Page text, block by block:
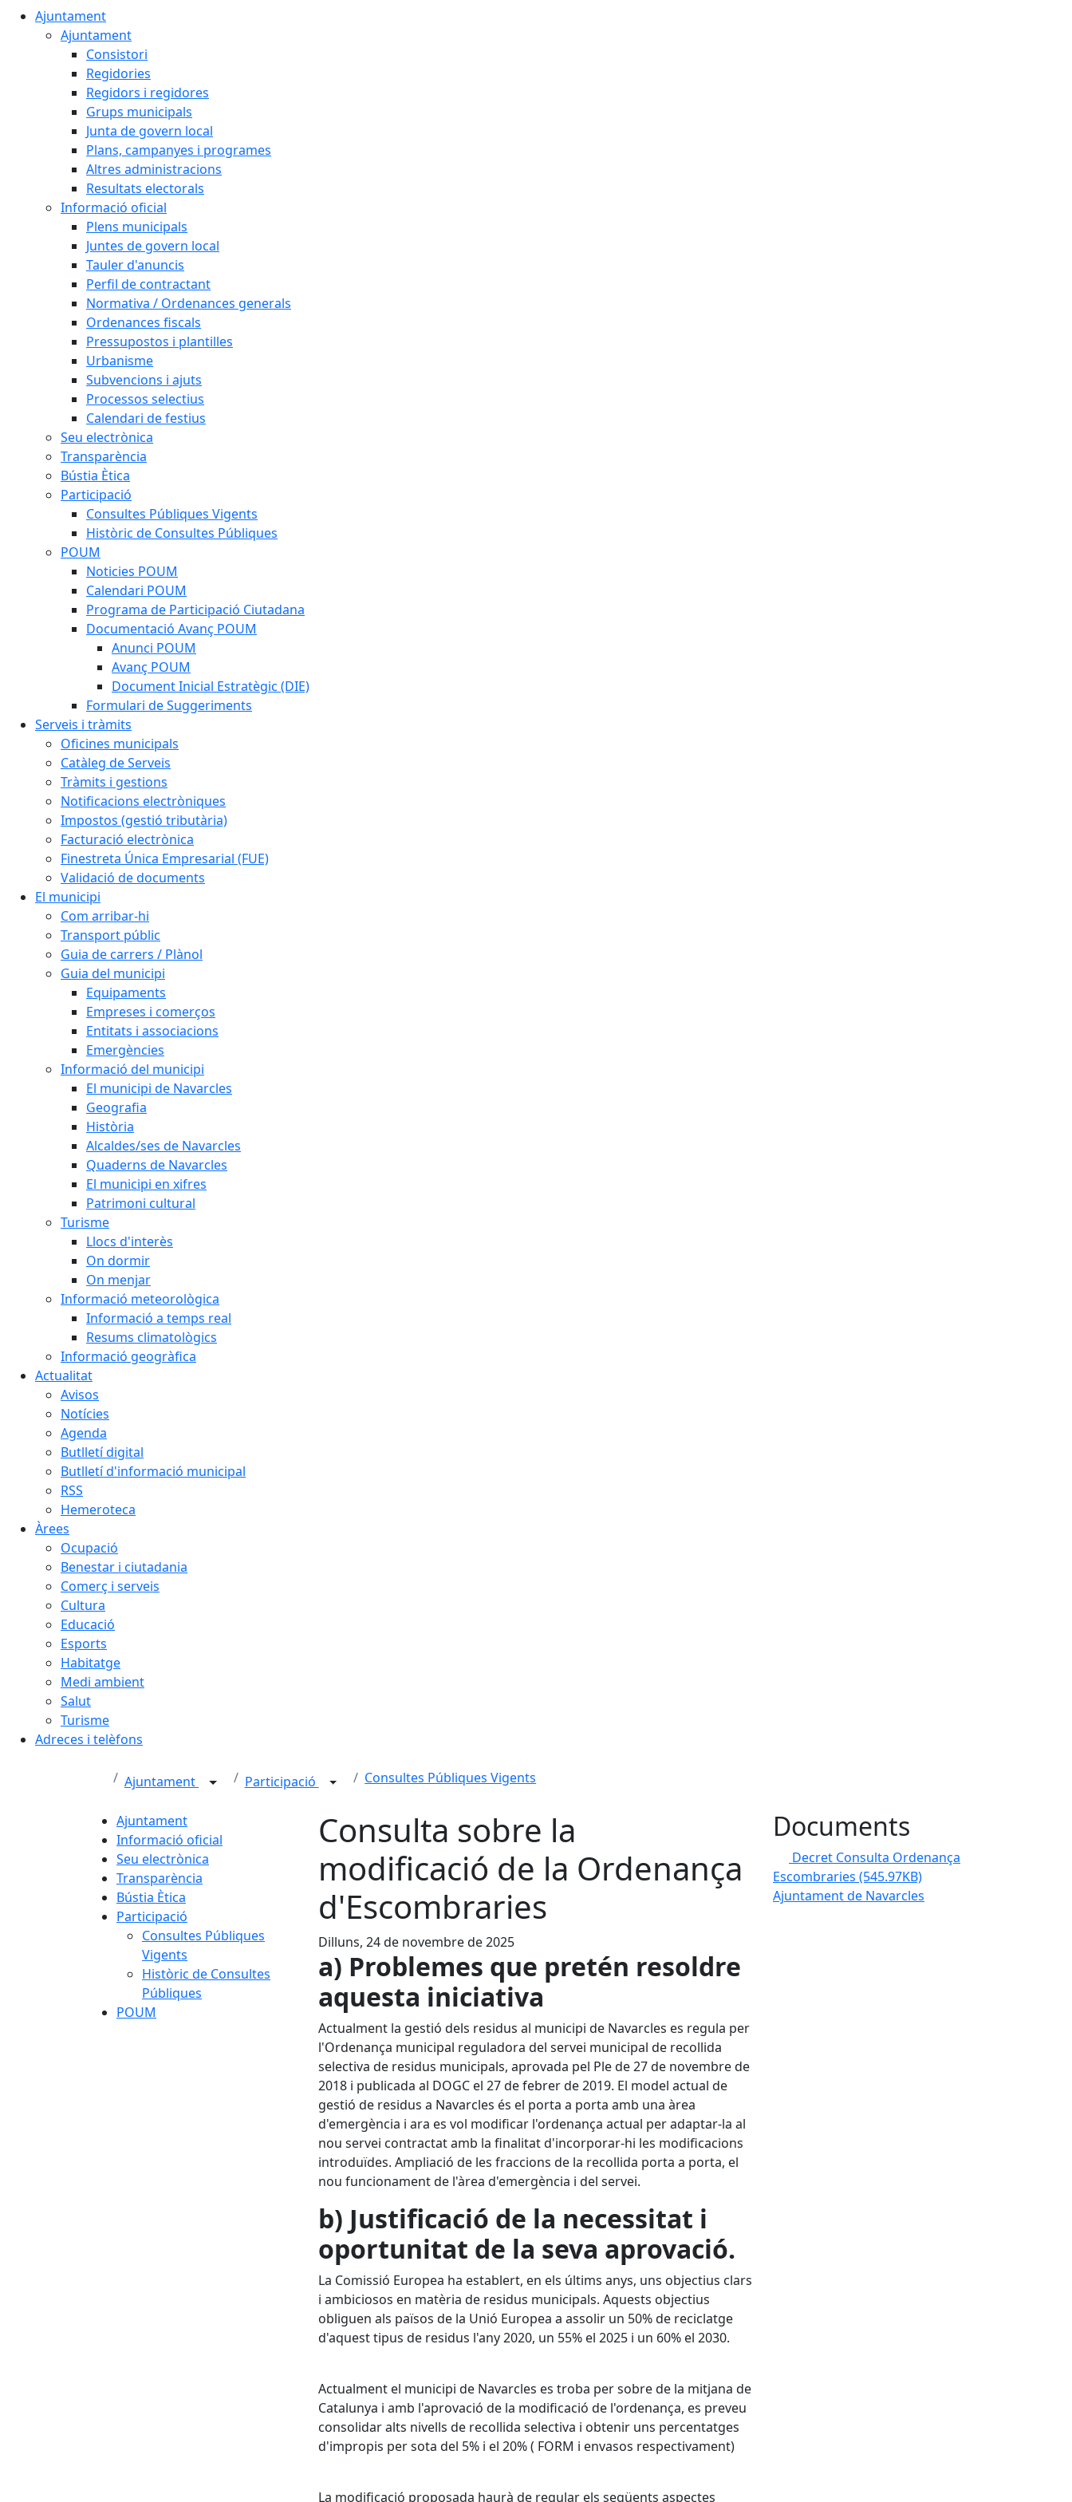
Ajuntament
Ajuntament
Consistori
Regidories
Regidors i regidores
Grups municipals
Junta de govern local
Plans, campanyes i programes
Altres administracions
Resultats electorals
Informació oficial
Plens municipals
Juntes de govern local
Tauler d'anuncis
Perfil de contractant
Normativa / Ordenances generals
Ordenances fiscals
Pressupostos i plantilles
Urbanisme
Subvencions i ajuts
Processos selectius
Calendari de festius
Seu electrònica
Transparència
Bústia Ètica
Participació
Consultes Públiques Vigents
Històric de Consultes Públiques
POUM
Noticies POUM
Calendari POUM
Programa de Participació Ciutadana
Documentació Avanç POUM
Anunci POUM
Avanç POUM
Document Inicial Estratègic (DIE)
Formulari de Suggeriments
Serveis i tràmits
Oficines municipals
Catàleg de Serveis
Tràmits i gestions
Notificacions electròniques
Impostos (gestió tributària)
Facturació electrònica
Finestreta Única Empresarial (FUE)
Validació de documents
El municipi
Com arribar-hi
Transport públic
Guia de carrers / Plànol
Guia del municipi
Equipaments
Empreses i comerços
Entitats i associacions
Emergències
Informació del municipi
El municipi de Navarcles
Geografia
Història
Alcaldes/ses de Navarcles
Quaderns de Navarcles
El municipi en xifres
Patrimoni cultural
Turisme
Llocs d'interès
On dormir
On menjar
Informació meteorològica
Informació a temps real
Resums climatològics
Informació geogràfica
Actualitat
Avisos
Notícies
Agenda
Butlletí digital
Butlletí d'informació municipal
RSS
Hemeroteca
Àrees
Ocupació
Benestar i ciutadania
Comerç i serveis
Cultura
Educació
Esports
Habitatge
Medi ambient
Salut
Turisme
Adreces i telèfons
Ajuntament Participació Consultes Públiques Vigents
Ajuntament
Informació oficial
Seu electrònica
Transparència
Bústia Ètica
Participació
Consultes Públiques
Vigents
Històric de Consultes
Públiques
POUM
Consulta sobre la
modificació de la Ordenança
d'Escombraries
Dilluns, 24 de novembre de 2025
a) Problemes que pretén resoldre
aquesta iniciativa
Actualment la gestió dels residus al municipi de Navarcles es regula per
l'Ordenança municipal reguladora del servei municipal de recollida
selectiva de residus municipals, aprovada pel Ple de 27 de novembre de
2018 i publicada al DOGC el 27 de febrer de 2019. El model actual de
gestió de residus a Navarcles és el porta a porta amb una àrea
d'emergència i ara es vol modificar l'ordenança actual per adaptar-la al
nou servei contractat amb la finalitat d'incorporar-hi les modificacions
introduïdes. Ampliació de les fraccions de la recollida porta a porta, el
nou funcionament de l'àrea d'emergència i del servei.
b) Justificació de la necessitat i
oportunitat de la seva aprovació.
La Comissió Europea ha establert, en els últims anys, uns objectius clars
i ambiciosos en matèria de residus municipals. Aquests objectius
obliguen als països de la Unió Europea a assolir un 50% de reciclatge
d'aquest tipus de residus l'any 2020, un 55% el 2025 i un 60% el 2030.
Actualment el municipi de Navarcles es troba per sobre de la mitjana de
Catalunya i amb l'aprovació de la modificació de l'ordenança, es preveu
consolidar alts nivells de recollida selectiva i obtenir uns percentatges
d'impropis per sota del 5% i el 20% ( FORM i envasos respectivament)
La modificació proposada haurà de regular els següents aspectes
Documents
Decret Consulta Ordenança
Escombraries (545.97KB)
Ajuntament de Navarcles